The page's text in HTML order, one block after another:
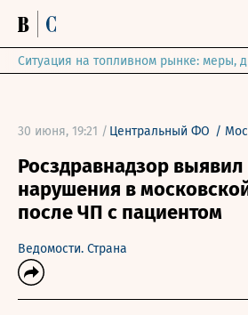
Ситуация на топливном рынке: меры,
30 июня, 19:21 / Центральный ФО /
Росздравнадзор
нарушения в
после ЧП с пациентом
Ведомости. Страна